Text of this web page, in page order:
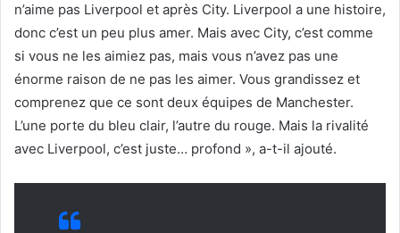
n’aime pas Liverpool et après City. Liverpool a une histoire,
donc c’est un peu plus amer. Mais avec City, c’est comme
si vous ne les aimiez pas, mais vous n’avez pas une
énorme raison de ne pas les aimer. Vous grandissez et
comprenez que ce sont deux équipes de Manchester.
L’une porte du bleu clair, l’autre du rouge. Mais la rivalité
avec Liverpool, c’est juste… profond », a-t-il ajouté.